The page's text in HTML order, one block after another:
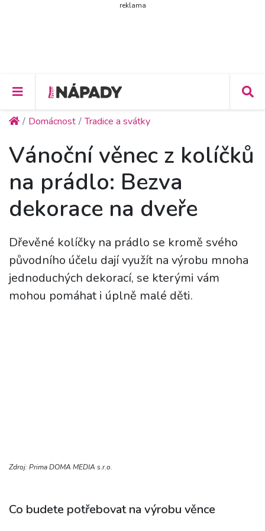
reklama
Domácnost Tradice a svátky
Vánoční věnec z kolíčků
na prádlo: Bezva
dekorace na dveře
Dřevěné kolíčky na prádlo se kromě svého
původního účelu dají využít na výrobu mnoha
jednoduchých dekorací, se kterými vám
mohou pomáhat i úplně malé děti.
Zdroj: Prima DOMA MEDIA s.r.o.
Co budete potřebovat na výrobu věnce